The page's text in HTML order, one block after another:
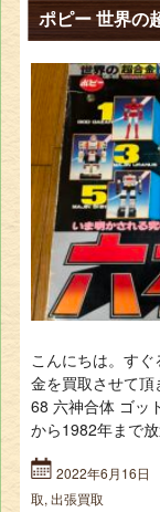
ポピー 世界
こんにちは。す
金を買取させて
68 六神合体 ゴッ
から1982年まで
2022年6月16日
取, 出張買取